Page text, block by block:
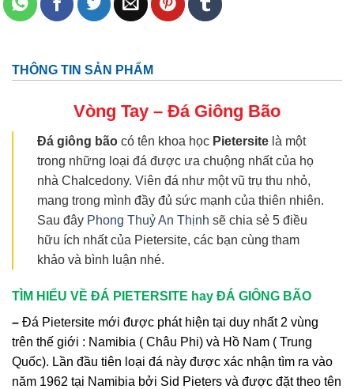
THÔNG TIN SẢN PHẨM
Vòng Tay – Đá Giông Bão
Đá giông bão có tên khoa học Pietersite là một
trong những loại đá được ưa chuộng nhất của họ
nhà Chalcedony. Viên đá như một vũ trụ thu nhỏ,
mang trong mình đầy đủ sức mạnh của thiên nhiên.
Sau đây Phong Thuỷ An Thịnh sẽ chia sẻ 5 điều
hữu ích nhất của Pietersite, các bạn cùng tham
khảo và bình luận nhé.
TÌM HIỂU VỀ ĐÁ PIETERSITE hay ĐÁ GIÔNG BÃO
– Đá Pietersite mới được phát hiện tại duy nhất 2 vùng
trên thế giới : Namibia ( Châu Phi) và Hồ Nam ( Trung
Quốc). Lần đầu tiên loại đá này được xác nhận tìm ra vào
năm 1962 tại Namibia bởi Sid Pieters và được đặt theo tên